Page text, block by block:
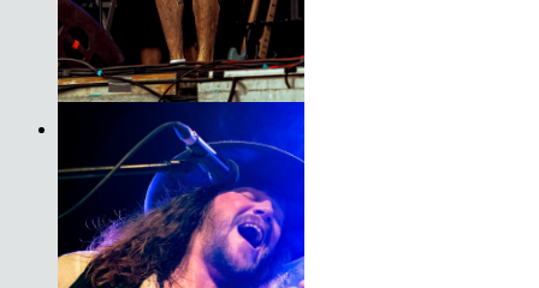
Son do Camiño